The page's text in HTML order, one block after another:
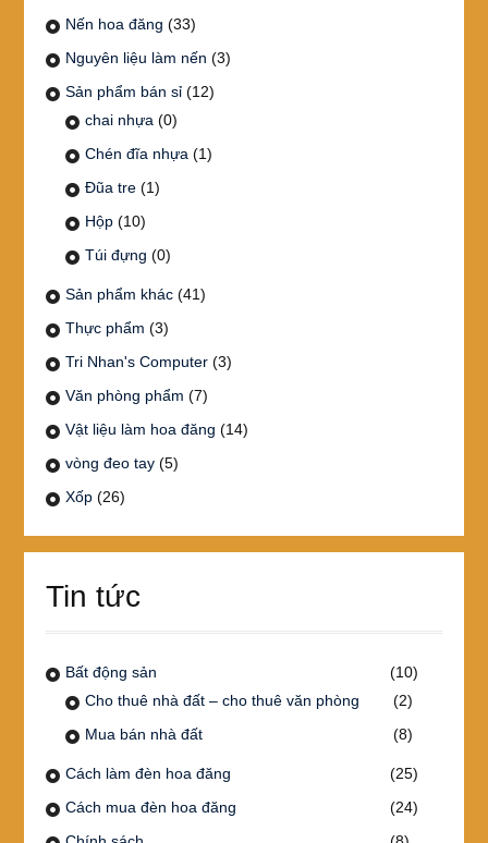
Nến hoa đăng (33)
Nguyên liệu làm nến (3)
Sản phẩm bán sỉ (12)
chai nhựa (0)
Chén đĩa nhựa (1)
Đũa tre (1)
Hộp (10)
Túi đựng (0)
Sản phẩm khác (41)
Thực phẩm (3)
Tri Nhan's Computer (3)
Văn phòng phẩm (7)
Vật liệu làm hoa đăng (14)
vòng đeo tay (5)
Xốp (26)
Tin tức
Bất động sản
(10)
Cho thuê nhà đất – cho thuê văn phòng
(2)
Mua bán nhà đất
(8)
Cách làm đèn hoa đăng
(25)
Cách mua đèn hoa đăng
(24)